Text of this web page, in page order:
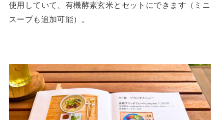
使用していて、有機酵素玄米とセットにできます（ミニ
スープも追加可能）。